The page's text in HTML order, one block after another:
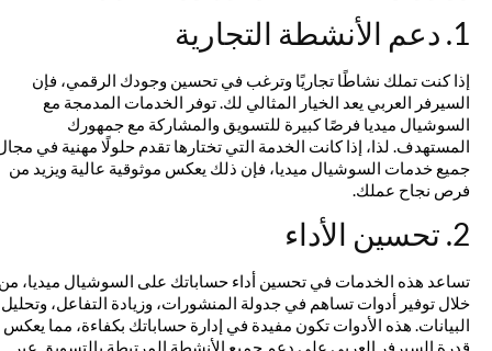
إذا كنت تملك نشاطًا تجاريًا وترغب في تحسين وجودك الرقمي، فإن
السيرفر العربي يعد الخيار المثالي لك. توفر الخدمات المدمجة مع
السوشيال ميديا فرصًا كبيرة للتسويق والمشاركة مع جمهورك
المستهدف. لذا، إذا كانت الخدمة التي تختارها تقدم حلولًا مهنية في مجال
جميع خدمات السوشيال ميديا، فإن ذلك يعكس موثوقية عالية ويزيد من
فرص نجاح عملك.
تساعد هذه الخدمات في تحسين أداء حساباتك على السوشيال ميديا، من
خلال توفير أدوات تساهم في جدولة المنشورات، وزيادة التفاعل، وتحليل
البيانات. هذه الأدوات تكون مفيدة في إدارة حساباتك بكفاءة، مما يعكس
قدرة السيرفر العربي على دعم جميع الأنشطة المرتبطة بالتسويق عبر